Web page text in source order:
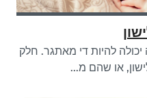
להיות די מאתגר. חלק
או שהם מ...